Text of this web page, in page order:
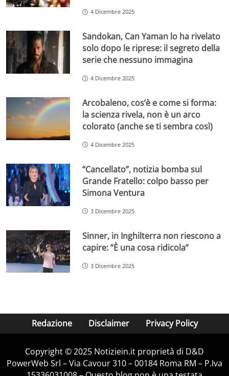
4 Dicembre 2025
Sandokan, Can Yaman lo ha rivelato
solo dopo le riprese: il segreto della
serie che nessuno immagina
4 Dicembre 2025
Arcobaleno, cos’è e come si forma:
la scienza rivela, non è un arco
colorato (anche se ti sembra così)
4 Dicembre 2025
“Cancellato”, notizia bomba sul
Grande Fratello: colpo basso per
Simona Ventura
3 Dicembre 2025
Sinner, in Inghilterra non riescono a
capire: ”È una cosa ridicola”
3 Dicembre 2025
Redazione Disclaimer Privacy Policy
Copyright © 2025 Notiziein.it proprietà di D&D
PowerWeb Srl – Via Cavour 310 – 00184 Roma RM – P.Iva